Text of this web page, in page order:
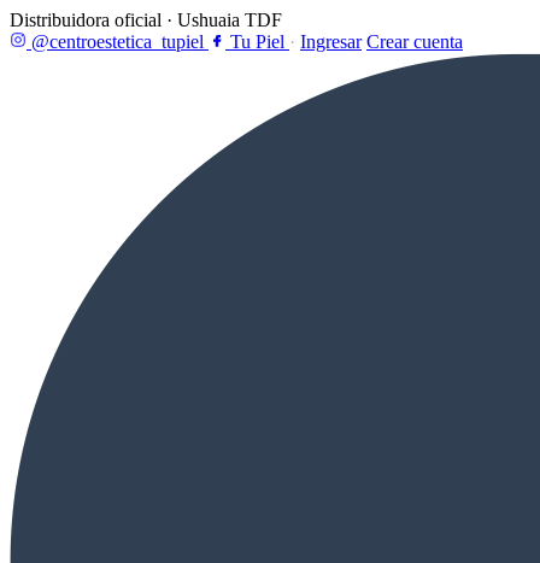
Distribuidora oficial · Ushuaia TDF
@centroestetica_tupiel
Tu Piel · Ingresar Crear cuenta